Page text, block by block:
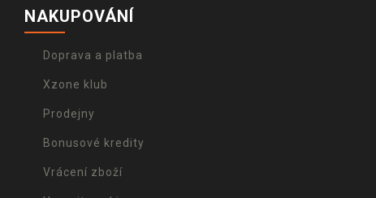
NAKUPOVÁNÍ
Doprava a platba
Xzone klub
Prodejny
Bonusové kredity
Vrácení zboží